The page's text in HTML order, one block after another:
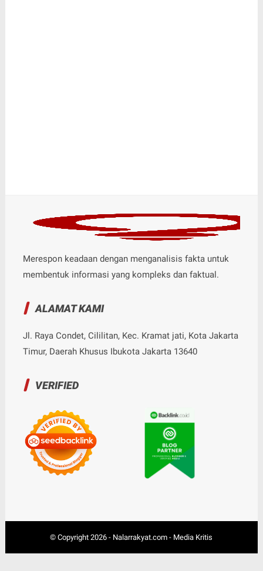
Merespon keadaan dengan menganalisis fakta untuk
membentuk informasi yang kompleks dan faktual.
ALAMAT KAMI
Jl. Raya Condet, Cililitan, Kec. Kramat jati, Kota Jakarta
Timur, Daerah Khusus Ibukota Jakarta 13640
VERIFIED
© Copyright2026 - Nalarrakyat.com - Media Kritis